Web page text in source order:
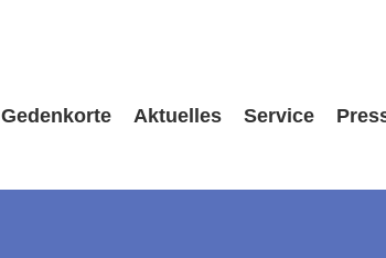
Gedenkorte Aktuelles Service